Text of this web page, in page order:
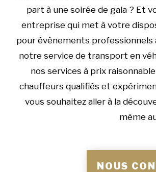
part à une soirée de gala ? Et
entreprise qui met à votre
pour évènements professionnels
notre service de transport en
nos services à prix
chauffeurs qualifiés et
vous souhaitez aller à la
même
NOUS